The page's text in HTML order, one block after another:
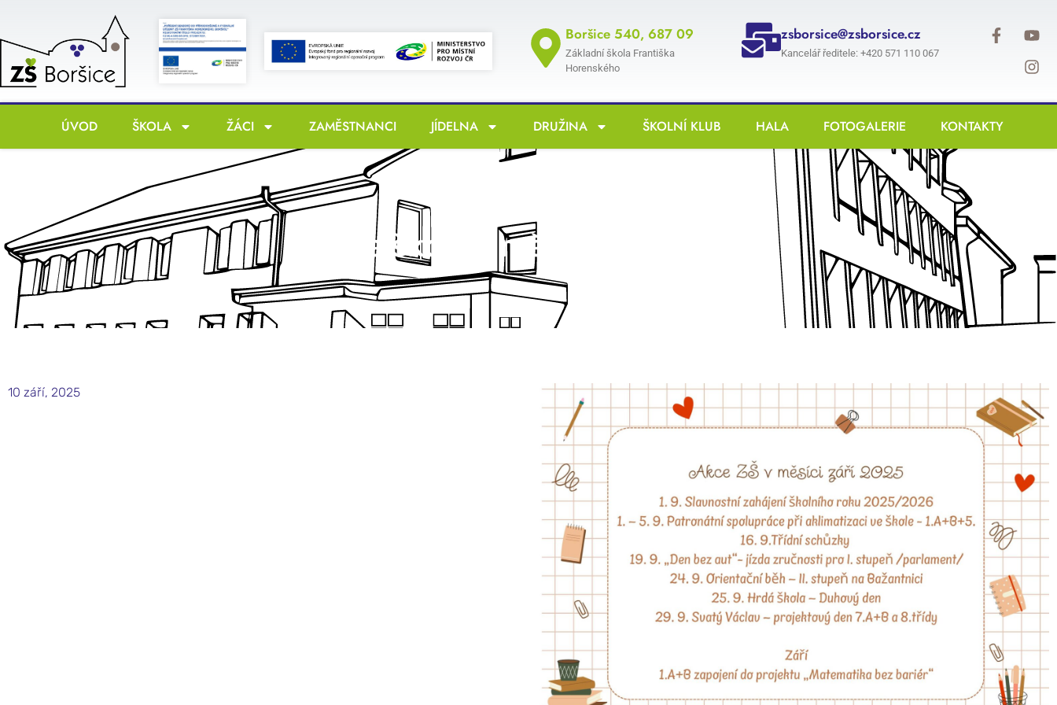
Boršice 540, 687 09
Základní škola Františka
Horenského
zsborsice@zsborsice.cz
Kancelář ředitele: +420 571 110 067
ÚVOD ŠKOLA ŽÁCI ZAMĚSTNANCI JÍDELNA DRUŽINA ŠKOLNÍ KLUB HALA FOTOGALERIE KONTAKTY
Akce školy v měsíci září 2025
10 září, 2025